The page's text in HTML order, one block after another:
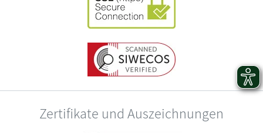
Zertifikate und Auszeichnungen